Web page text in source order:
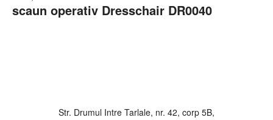
Cerere
scaun operativ Dresschair DR0040
Str. Drumul Intre Tarlale, nr. 42, corp 5B,